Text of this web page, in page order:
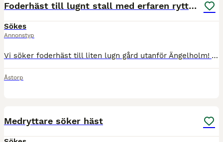
Foderhäst till lugnt stall med erfaren ryttare!!
Sökes
Annonstyp
Vi söker foderhäst till liten lugn gård utanför Ängelholm! Vår dotter Linnea 23 år söker hopphäst! Hon har lång erfarenhet, hoppat upp 135, lugn och fin i sin hand! Haft egna hästar sedan hon var 10 å
Åstorp
Medryttare söker häst